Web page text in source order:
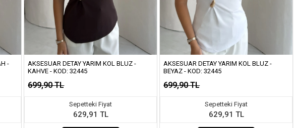
-
AKSESUAR DETAY YARIM KOL BLUZ -
KAHVE - KOD: 32445
699,90 TL
Sepetteki Fiyat
629,91 TL
AKSESUAR DETAY YARIM KOL BLUZ -
BEYAZ - KOD: 32445
699,90 TL
Sepetteki Fiyat
629,91 TL